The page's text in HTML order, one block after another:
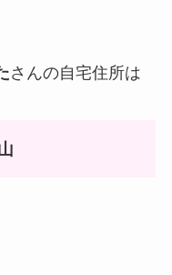
さんの自宅住所は